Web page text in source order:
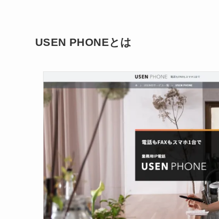
USEN PHONEとは